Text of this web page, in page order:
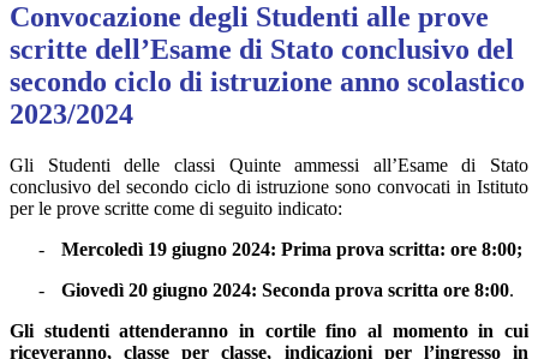
Convocazione degli Studenti alle prove
scritte dell’Esame di Stato conclusivo del
secondo ciclo di istruzione anno scolastico
2023/2024
Gli Studenti delle classi Quinte ammessi all’Esame di Stato
conclusivo del secondo ciclo di istruzione sono convocati in Istituto
per le prove scritte come di seguito indicato:
-
Mercoledì 19 giugno 2024: Prima prova scritta: ore 8:00;
-
Giovedì 20 giugno 2024: Seconda prova scritta ore 8:00.
Gli studenti attenderanno in cortile fino al momento in cui
riceveranno, classe per classe, indicazioni per l’ingresso in